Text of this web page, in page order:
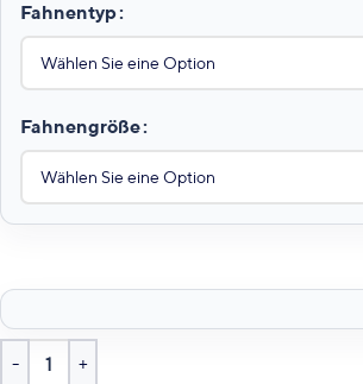
Fahnentyp
Fahnengröße